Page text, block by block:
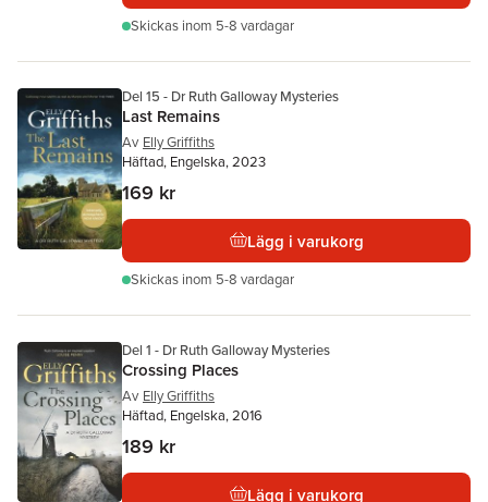
Skickas inom 5-8 vardagar
Del 15 - Dr Ruth Galloway Mysteries
Last Remains
Av Elly Griffiths
Häftad, Engelska, 2023
169 kr
Lägg i varukorg
Skickas inom 5-8 vardagar
Del 1 - Dr Ruth Galloway Mysteries
Crossing Places
Av Elly Griffiths
Häftad, Engelska, 2016
189 kr
Lägg i varukorg